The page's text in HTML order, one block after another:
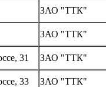
ЗАО "ТТК"
ЗАО "ТТК"
31 ЗАО "ТТК"
33 ЗАО "ТТК"